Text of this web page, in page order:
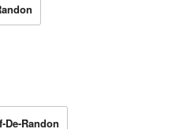
De-Randon